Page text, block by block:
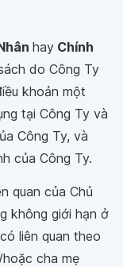
hay Chính
do Công Ty
khoản một
tại Công Ty và
Công Ty, và
của Công Ty.
quan của Chủ
không giới hạn ở
liên quan theo
cha mẹ